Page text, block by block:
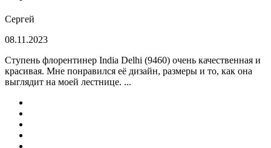
Сергей
08.11.2023
Ступень флорентинер India Delhi (9460) очень качественная и
красивая. Мне понравился её дизайн, размеры и то, как она
выглядит на моей лестнице. ...